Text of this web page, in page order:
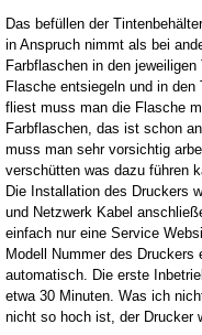
Das befüllen der
in Anspruch nimmt als bei
Farbflaschen in den
Flasche entsiegeln und in
fliest muss man die Flasche
Farbflaschen, das ist schon
muss man sehr vorsichtig
verschütten was dazu führen
Die Installation des Druckers
und Netzwerk Kabel
einfach nur eine Service
Modell Nummer des
automatisch. Die erste
etwa 30 Minuten. Was ich
nicht so hoch ist, der Drucker